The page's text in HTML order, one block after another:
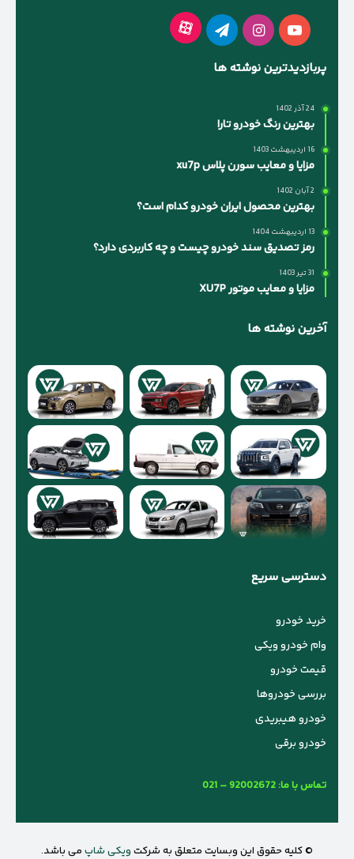
یوتیوباینستاگرام
تلگرام آپارات
پربازدیدترین نوشته ها
24 آذر 1402
بهترین رنگ خودرو تارا
16 اردیبهشت 1403
مزایا و معایب سورن پلاس xu7p
2 آبان 1402
بهترین محصول ایران خودرو کدام است؟
13 اردیبهشت 1404
رمز تصدیق سند خودرو چیست و چه کاربردی دارد؟
31 تیر 1403
مزایا و معایب موتور XU7P
آخرین نوشته ها
دسترسی سریع
خرید خودرو
وام خودرو ویکی
قیمت خودرو
بررسی خودروها
خودرو هیبریدی
خودرو برقی
تماس با ما: 021 – 92002672
© کلیه حقوق این وبسایت متعلق به شرکت ویکی شاپ می باشد.